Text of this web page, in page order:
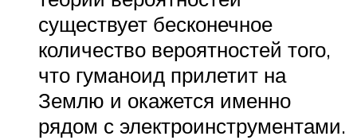
существует бесконечное
количество вероятностей того,
что гуманоид прилетит на
Землю и окажется именно
рядом с электроинструментами.